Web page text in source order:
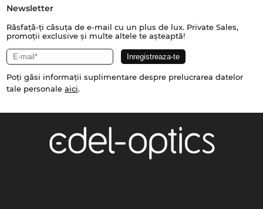
Newsletter
Răsfață-ți căsuța de e-mail cu un plus de lux. Private Sales,
promoții exclusive și multe altele te așteaptă!
Poți găsi informații suplimentare despre prelucrarea datelor
tale personale aici.